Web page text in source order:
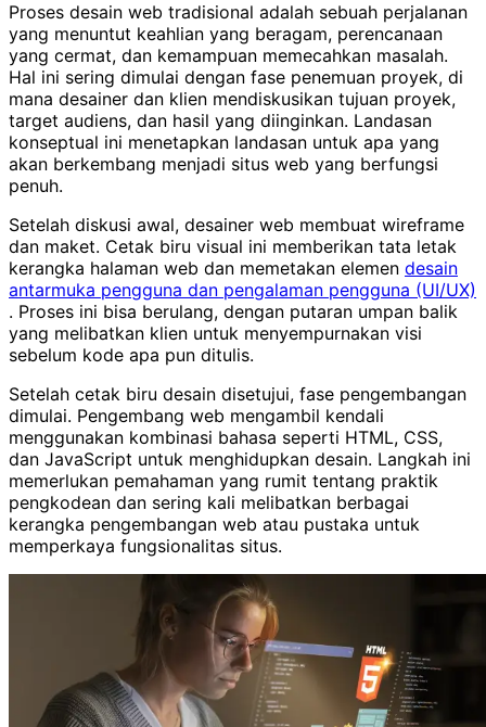
Proses desain web tradisional adalah sebuah perjalanan
yang menuntut keahlian yang beragam, perencanaan
yang cermat, dan kemampuan memecahkan masalah.
Hal ini sering dimulai dengan fase penemuan proyek, di
mana desainer dan klien mendiskusikan tujuan proyek,
target audiens, dan hasil yang diinginkan. Landasan
konseptual ini menetapkan landasan untuk apa yang
akan berkembang menjadi situs web yang berfungsi
penuh.
Setelah diskusi awal, desainer web membuat wireframe
dan maket. Cetak biru visual ini memberikan tata letak
kerangka halaman web dan memetakan elemen desain
antarmuka pengguna dan pengalaman pengguna (UI/UX)
. Proses ini bisa berulang, dengan putaran umpan balik
yang melibatkan klien untuk menyempurnakan visi
sebelum kode apa pun ditulis.
Setelah cetak biru desain disetujui, fase pengembangan
dimulai. Pengembang web mengambil kendali
menggunakan kombinasi bahasa seperti HTML, CSS,
dan JavaScript untuk menghidupkan desain. Langkah ini
memerlukan pemahaman yang rumit tentang praktik
pengkodean dan sering kali melibatkan berbagai
kerangka pengembangan web atau pustaka untuk
memperkaya fungsionalitas situs.